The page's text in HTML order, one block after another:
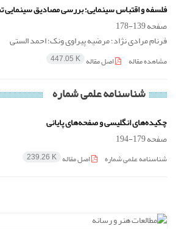
فلسفه و اقتباس سینمایی؛ بررسی مصادیق سینمایی
صفحه139-178
فرنام مرادی نژاد؛ مرضیه پیراوی ونک؛ احمد الستی
مشاهده مقاله اصل مقاله 447.05 K
شناسنامه علمی شماره
چکیده‌های انگلیسی و صفحه‌های پایانی
صفحه179-194
شناسنامه علمی شماره اصل مقاله 239.26 K